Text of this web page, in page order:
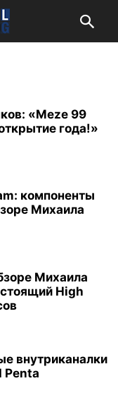
«Meze 99
года!»
компоненты
Михаила
Михаила
High
внутриканалки
Penta